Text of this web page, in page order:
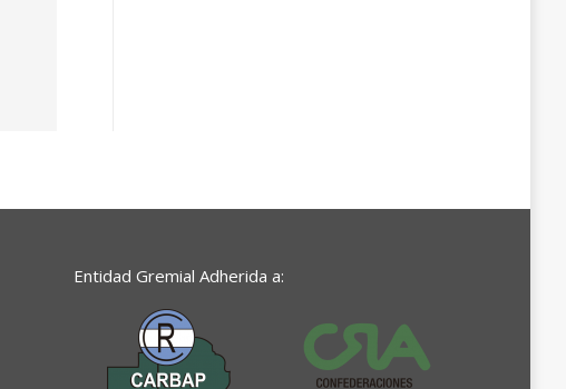
Entidad Gremial Adherida a: